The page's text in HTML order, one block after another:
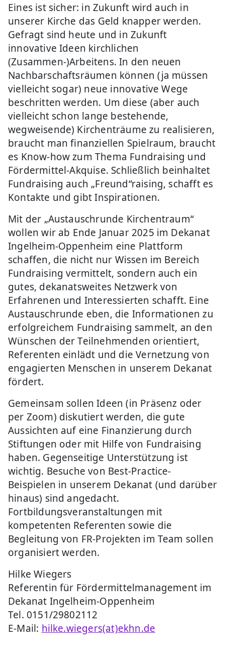
Eines ist sicher: in Zukunft wird auch in
unserer Kirche das Geld knapper werden.
Gefragt sind heute und in Zukunft
innovative Ideen kirchlichen
(Zusammen-)Arbeitens. In den neuen
Nachbarschaftsräumen können (ja müssen
vielleicht sogar) neue innovative Wege
beschritten werden. Um diese (aber auch
vielleicht schon lange bestehende,
wegweisende) Kirchenträume zu realisieren,
braucht man finanziellen Spielraum, braucht
es Know-how zum Thema Fundraising und
Fördermittel-Akquise. Schließlich beinhaltet
Fundraising auch „Freund“raising, schafft es
Kontakte und gibt Inspirationen.
Mit der „Austauschrunde Kirchentraum“
wollen wir ab Ende Januar 2025 im Dekanat
Ingelheim-Oppenheim eine Plattform
schaffen, die nicht nur Wissen im Bereich
Fundraising vermittelt, sondern auch ein
gutes, dekanatsweites Netzwerk von
Erfahrenen und Interessierten schafft. Eine
Austauschrunde eben, die Informationen zu
erfolgreichem Fundraising sammelt, an den
Wünschen der Teilnehmenden orientiert,
Referenten einlädt und die Vernetzung von
engagierten Menschen in unserem Dekanat
fördert.
Gemeinsam sollen Ideen (in Präsenz oder
per Zoom) diskutiert werden, die gute
Aussichten auf eine Finanzierung durch
Stiftungen oder mit Hilfe von Fundraising
haben. Gegenseitige Unterstützung ist
wichtig. Besuche von Best-Practice-
Beispielen in unserem Dekanat (und darüber
hinaus) sind angedacht.
Fortbildungsveranstaltungen mit
kompetenten Referenten sowie die
Begleitung von FR-Projekten im Team sollen
organisiert werden.
Hilke Wiegers
Referentin für Fördermittelmanagement im
Dekanat Ingelheim-Oppenheim
Tel. 0151/29802112
E-Mail: hilke.wiegers(at)ekhn.de